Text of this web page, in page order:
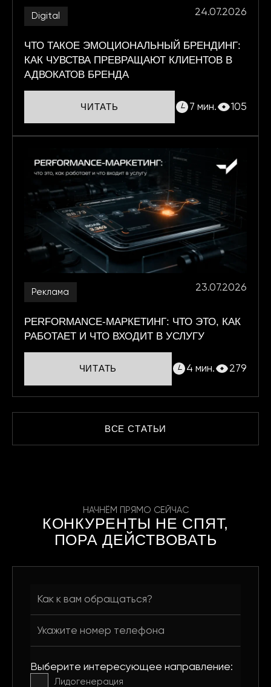
Digital 24.07.2026
ЧТО ТАКОЕ ЭМОЦИОНАЛЬНЫЙ БРЕНДИНГ:
КАК ЧУВСТВА ПРЕВРАЩАЮТ КЛИЕНТОВ В
АДВОКАТОВ БРЕНДА
ЧИТАТЬ 7 мин. 105
Реклама 23.07.2026
PERFORMANCE-МАРКЕТИНГ: ЧТО ЭТО, КАК
РАБОТАЕТ И ЧТО ВХОДИТ В УСЛУГУ
ЧИТАТЬ 4 мин. 279
ВСЕ СТАТЬИ
НАЧНЁМ ПРЯМО СЕЙЧАС
КОНКУРЕНТЫ НЕ СПЯТ,
ПОРА ДЕЙСТВОВАТЬ
Выберите интересующее направление:
Лидогенерация